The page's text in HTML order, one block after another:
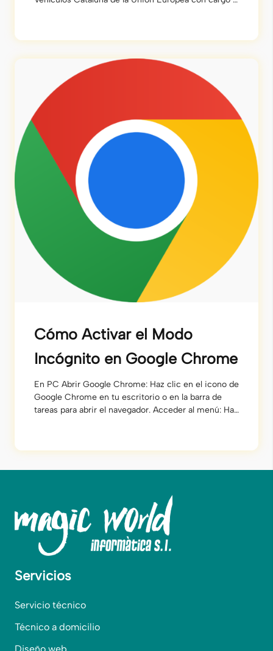
adquisición de vehículos eléctricos “enchufables” y
Cómo Activar el Modo
Incógnito en Google Chrome
En PC Abrir Google Chrome: Haz clic en el icono de
Google Chrome en tu escritorio o en la barra de
tareas para abrir el navegador. Acceder al menú: Haz
navegador. Seleccionar “Nueva ventana de
Servicios
Servicio técnico
Técnico a domicilio
Diseño web